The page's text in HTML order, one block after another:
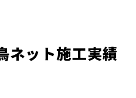
ネット施工実績